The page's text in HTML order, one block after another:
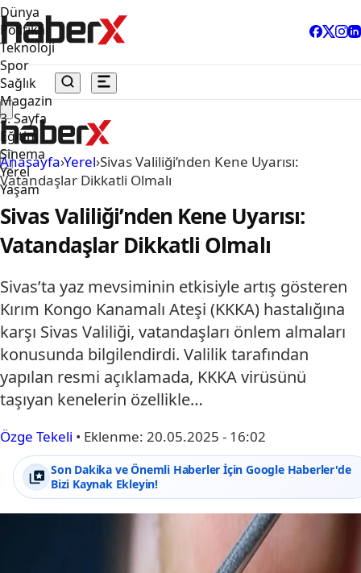
Dünya
Politika
Teknoloji
Spor
Sağlık
Magazin
3. Sayfa
Eğitim
Sinema
Yerel
Yaşam
Anasayfa›Yerel›Sivas Valiliği’nden Kene Uyarısı:
Vatandaşlar Dikkatli Olmalı
Sivas Valiliği’nden Kene Uyarısı:
Vatandaşlar Dikkatli Olmalı
Sivas’ta yaz mevsiminin etkisiyle artış gösteren
Kırım Kongo Kanamalı Ateşi (KKKA) hastalığına
karşı Sivas Valiliği, vatandaşları önlem almaları
konusunda bilgilendirdi. Valilik tarafından
yapılan resmi açıklamada, KKKA virüsünü
taşıyan kenelerin özellikle…
Özge Tekeli • Eklenme: 20.05.2025 - 16:02
Son Dakika ve Önemli Haberler İçin Google Haberler'de
Bizi Kaynak Ekleyin!